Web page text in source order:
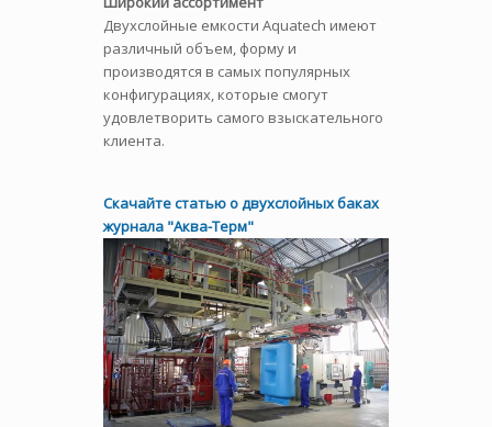
Двухслойные емкости Aquatech имеют
различный объем, форму и
производятся в самых популярных
конфигурациях, которые смогут
удовлетворить самого взыскательного
клиента.
Скачайте статью о двухслойных баках
журнала "Аква-Терм"